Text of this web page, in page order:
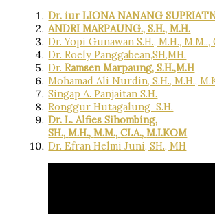
Dr. iur LIONA NANANG
ANDRI MARPAUNG., S.H., M.H.
Dr. Yopi Gunawan S.H., M.H., M.M..,
Dr. Roely Panggabean,SH,MH.
Dr.Ramsen Marpaung, S.H.,M.H
Mohamad Ali Nurdin, S.H., M.H.,
Singap A. Panjaitan S.H.
Ronggur Hutagalung S.H.
Dr. L. Alfies Sihombing,
SH., M.H., M.M., CLA., M.I.KOM
Dr. Efran Helmi Juni, SH., MH